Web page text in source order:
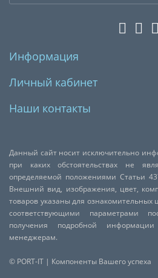
Информация
Личный кабинет
Наши контакты
Данный сайт носит исключительно
при каких обстоятельствах не
определяемой положениями Статьи
Внешний вид, изображения, цвет,
товаров указаны для ознакомительных
соответствующими параметрами
получения подробной
менеджерам.
© PORT-IT | Компоненты Вашего успеха